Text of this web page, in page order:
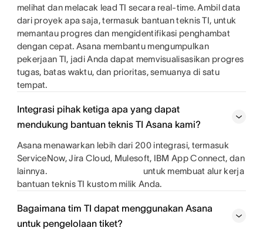
melihat dan melacak lead TI secara real-time. Ambil data
dari proyek apa saja, termasuk bantuan teknis TI, untuk
memantau progres dan mengidentifikasi penghambat
dengan cepat. Asana membantu mengumpulkan
pekerjaan TI, jadi Anda dapat memvisualisasikan progres
tugas, batas waktu, dan prioritas, semuanya di satu
tempat.
Integrasi pihak ketiga apa yang dapat
mendukung bantuan teknis TI Asana kami?
Asana menawarkan lebih dari 200 integrasi, termasuk
ServiceNow, Jira Cloud, Mulesoft, IBM App Connect, dan
lainnya.
untuk membuat alur kerja
bantuan teknis TI kustom milik Anda.
Bagaimana tim TI dapat menggunakan Asana
untuk pengelolaan tiket?